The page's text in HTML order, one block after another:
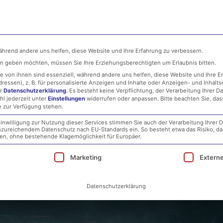
MSP IT-Security Infrastructure
Stadtverwaltung
andere uns helfen, diese Website und Ihre Erfahrung zu verbessern.
möchten, müssen Sie Ihre Erziehungsberechtigten um Erlaubnis bitten.
ihnen sind essenziell, während andere uns helfen, diese Website und Ihre
z. B. für personalisierte Anzeigen und Inhalte oder Anzeigen- und
Datenschutzerklärung. Es besteht keine Verpflichtung, der Verarbeitung Ihrer
jederzeit unter Einstellungen widerrufen oder anpassen. Bitte beachten Sie,
zur Verfügung stehen.
zur Nutzung dieser Services stimmen Sie auch der Verarbeitung Ihrer
Datenschutz nach EU-Standards ein. So besteht etwa das Risiko,
ohne bestehende Klagemöglichkeit für Europäer.
Einwilligung erteilt werden kann. Die
Marketing
Datenschutzerklärung